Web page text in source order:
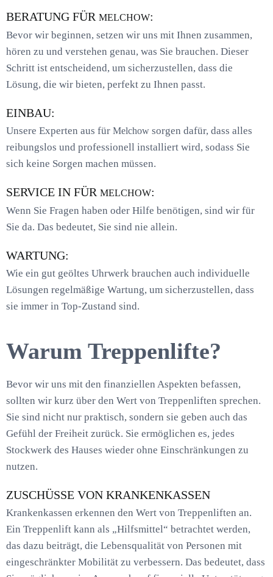
BERATUNG FÜR MELCHOW:
Bevor wir beginnen, setzen wir uns mit Ihnen zusammen,
hören zu und verstehen genau, was Sie brauchen. Dieser
Schritt ist entscheidend, um sicherzustellen, dass die
Lösung, die wir bieten, perfekt zu Ihnen passt.
EINBAU:
Unsere Experten aus für Melchow sorgen dafür, dass alles
reibungslos und professionell installiert wird, sodass Sie
sich keine Sorgen machen müssen.
SERVICE IN FÜR MELCHOW:
Wenn Sie Fragen haben oder Hilfe benötigen, sind wir für
Sie da. Das bedeutet, Sie sind nie allein.
WARTUNG:
Wie ein gut geöltes Uhrwerk brauchen auch individuelle
Lösungen regelmäßige Wartung, um sicherzustellen, dass
sie immer in Top-Zustand sind.
Warum Treppenlifte?
Bevor wir uns mit den finanziellen Aspekten befassen,
sollten wir kurz über den Wert von Treppenliften sprechen.
Sie sind nicht nur praktisch, sondern sie geben auch das
Gefühl der Freiheit zurück. Sie ermöglichen es, jedes
Stockwerk des Hauses wieder ohne Einschränkungen zu
nutzen.
ZUSCHÜSSE VON KRANKENKASSEN
Krankenkassen erkennen den Wert von Treppenliften an.
Ein Treppenlift kann als „Hilfsmittel“ betrachtet werden,
das dazu beiträgt, die Lebensqualität von Personen mit
eingeschränkter Mobilität zu verbessern. Das bedeutet, dass